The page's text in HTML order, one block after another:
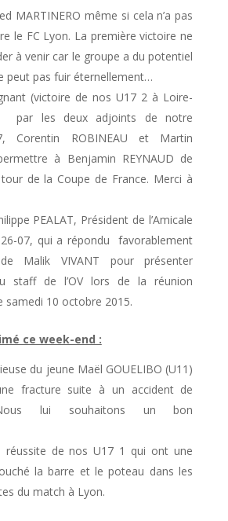
MARTINERO même si cela n’a pas
le FC Lyon. La première victoire ne
à venir car le groupe a du potentiel
peut pas fuir éternellement…
(victoire de nos U17 2 à Loire-
par les deux adjoints de notre
Corentin ROBINEAU et Martin
à Benjamin REYNAUD de
de la Coupe de France. Merci à
PEALAT, Président de l’Amicale
07, qui a répondu favorablement
Malik VIVANT pour présenter
staff de l’OV lors de la réunion
samedi 10 octobre 2015.
ce week-end :
du jeune Maël GOUELIBO (U11)
fracture suite à un accident de
lui souhaitons un bon
réussite de nos U17 1 qui ont une
la barre et le poteau dans les
du match à Lyon.